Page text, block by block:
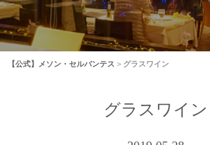
【公式】メソン・セルバンテス > グラスワイン
グラスワイン